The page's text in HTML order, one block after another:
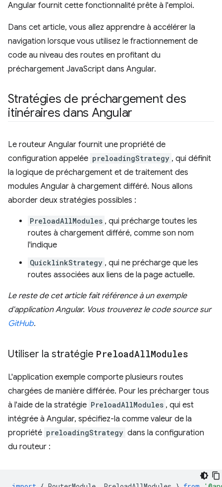
Angular fournit cette fonctionnalité prête à l'emploi.
Dans cet article, vous allez apprendre à accélérer la
navigation lorsque vous utilisez le fractionnement de
code au niveau des routes en profitant du
préchargement JavaScript dans Angular.
Stratégies de préchargement des
itinéraires dans Angular
Le routeur Angular fournit une propriété de
configuration appelée preloadingStrategy , qui définit
la logique de préchargement et de traitement des
modules Angular à chargement différé. Nous allons
aborder deux stratégies possibles :
PreloadAllModules , qui précharge toutes les
routes à chargement différé, comme son nom
l'indique
QuicklinkStrategy , qui ne précharge que les
routes associées aux liens de la page actuelle.
Le reste de cet article fait référence à un exemple
d'application Angular. Vous trouverez le code source sur
GitHub.
Utiliser la stratégie PreloadAllModules
L'application exemple comporte plusieurs routes
chargées de manière différée. Pour les précharger tous
à l'aide de la stratégie PreloadAllModules , qui est
intégrée à Angular, spécifiez-la comme valeur de la
propriété preloadingStrategy dans la configuration
du routeur :